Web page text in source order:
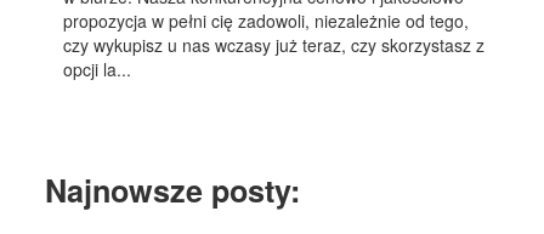
propozycja w pełni cię zadowoli, niezależnie od tego,
czy wykupisz u nas wczasy już teraz, czy skorzystasz z
opcji la...
Najnowsze posty: